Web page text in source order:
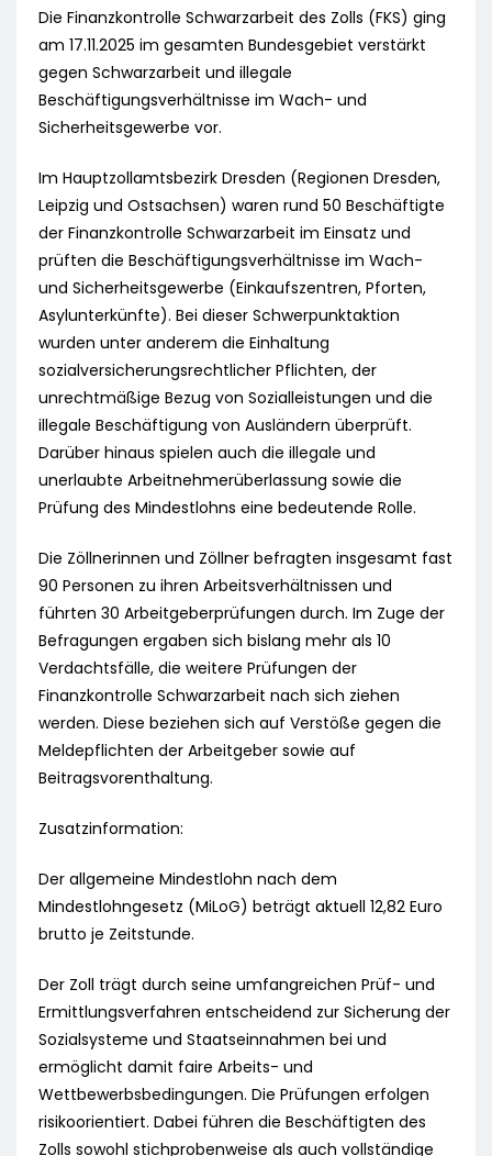
Die Finanzkontrolle Schwarzarbeit des Zolls (FKS) ging
am 17.11.2025 im gesamten Bundesgebiet verstärkt
gegen Schwarzarbeit und illegale
Beschäftigungsverhältnisse im Wach- und
Sicherheitsgewerbe vor.
Im Hauptzollamtsbezirk Dresden (Regionen Dresden,
Leipzig und Ostsachsen) waren rund 50 Beschäftigte
der Finanzkontrolle Schwarzarbeit im Einsatz und
prüften die Beschäftigungsverhältnisse im Wach-
und Sicherheitsgewerbe (Einkaufszentren, Pforten,
Asylunterkünfte). Bei dieser Schwerpunktaktion
wurden unter anderem die Einhaltung
sozialversicherungsrechtlicher Pflichten, der
unrechtmäßige Bezug von Sozialleistungen und die
illegale Beschäftigung von Ausländern überprüft.
Darüber hinaus spielen auch die illegale und
unerlaubte Arbeitnehmerüberlassung sowie die
Prüfung des Mindestlohns eine bedeutende Rolle.
Die Zöllnerinnen und Zöllner befragten insgesamt fast
90 Personen zu ihren Arbeitsverhältnissen und
führten 30 Arbeitgeberprüfungen durch. Im Zuge der
Befragungen ergaben sich bislang mehr als 10
Verdachtsfälle, die weitere Prüfungen der
Finanzkontrolle Schwarzarbeit nach sich ziehen
werden. Diese beziehen sich auf Verstöße gegen die
Meldepflichten der Arbeitgeber sowie auf
Beitragsvorenthaltung.
Zusatzinformation:
Der allgemeine Mindestlohn nach dem
Mindestlohngesetz (MiLoG) beträgt aktuell 12,82 Euro
brutto je Zeitstunde.
Der Zoll trägt durch seine umfangreichen Prüf- und
Ermittlungsverfahren entscheidend zur Sicherung der
Sozialsysteme und Staatseinnahmen bei und
ermöglicht damit faire Arbeits- und
Wettbewerbsbedingungen. Die Prüfungen erfolgen
risikoorientiert. Dabei führen die Beschäftigten des
Zolls sowohl stichprobenweise als auch vollständige